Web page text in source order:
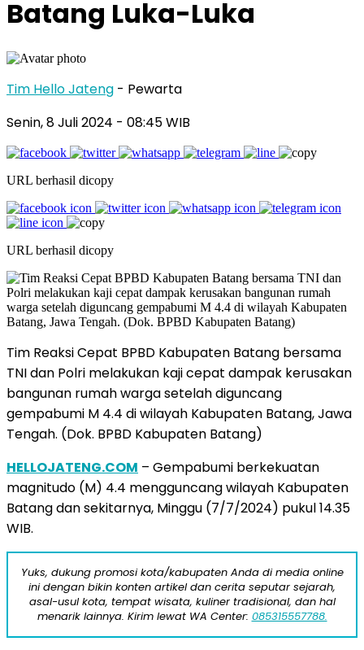
Batang Luka-Luka
Tim Hello Jateng - Pewarta
Senin, 8 Juli 2024 - 08:45 WIB
URL berhasil dicopy
URL berhasil dicopy
Tim Reaksi Cepat BPBD Kabupaten Batang bersama
TNI dan Polri melakukan kaji cepat dampak kerusakan
bangunan rumah warga setelah diguncang
gempabumi M 4.4 di wilayah Kabupaten Batang, Jawa
Tengah. (Dok. BPBD Kabupaten Batang)
HELLOJATENG.COM – Gempabumi berkekuatan
magnitudo (M) 4.4 mengguncang wilayah Kabupaten
Batang dan sekitarnya, Minggu (7/7/2024) pukul 14.35
WIB.
Yuks, dukung promosi kota/kabupaten Anda di media online
ini dengan bikin konten artikel dan cerita seputar sejarah,
asal-usul kota, tempat wisata, kuliner tradisional, dan hal
menarik lainnya. Kirim lewat WA Center: 085315557788.